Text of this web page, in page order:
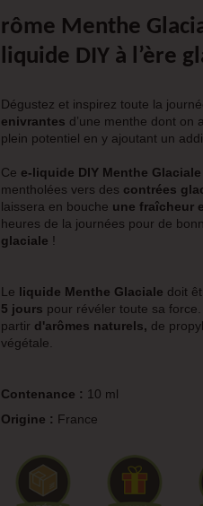
rôme Menthe
liquide DIY à l’ère
Dégustez et inspirez toute la
enivrantes d’une menthe dont on
plein potentiel en y ajoutant un
Ce e-liquide DIY Menthe Glaciale
mentholées vers des contrées
laissera en bouche une fraîcheur
heures de la journées pour de
glaciale !
Le liquide Menthe Glaciale doit
5 jours pour révéler toute sa force.
partir d'arômes naturels, de
végétale.
Contenance : 10 ml
Origine : France